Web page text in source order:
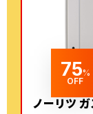
75%
OFF
ノーリツ